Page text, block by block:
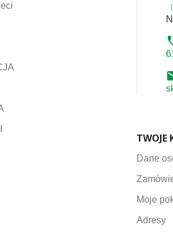
TWOJE
Dane
Moje
Adresy